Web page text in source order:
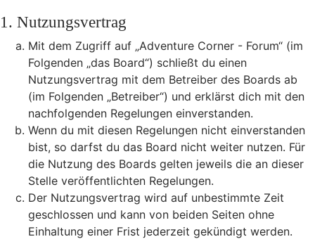
1. Nutzungsvertrag
Mit dem Zugriff auf „Adventure Corner - Forum“ (im
Folgenden „das Board“) schließt du einen
Nutzungsvertrag mit dem Betreiber des Boards ab
(im Folgenden „Betreiber“) und erklärst dich mit den
nachfolgenden Regelungen einverstanden.
Wenn du mit diesen Regelungen nicht einverstanden
bist, so darfst du das Board nicht weiter nutzen. Für
die Nutzung des Boards gelten jeweils die an dieser
Stelle veröffentlichten Regelungen.
Der Nutzungsvertrag wird auf unbestimmte Zeit
geschlossen und kann von beiden Seiten ohne
Einhaltung einer Frist jederzeit gekündigt werden.